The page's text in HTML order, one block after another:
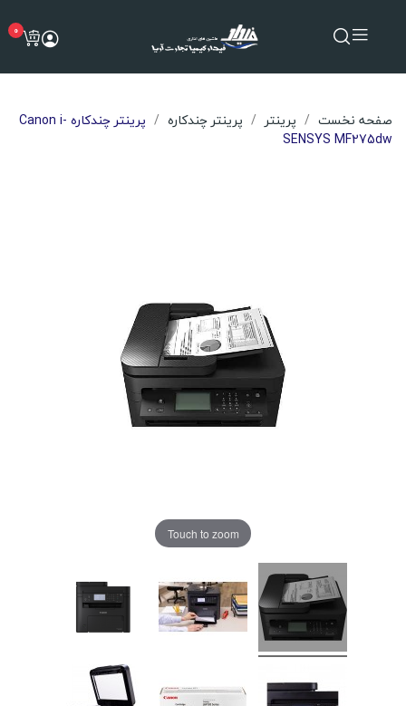
0
صفحه نخست پرینتر پرینتر چندکاره
پرینتر چندکاره Canon i-
SENSYS MF275dw
Touch to zoom